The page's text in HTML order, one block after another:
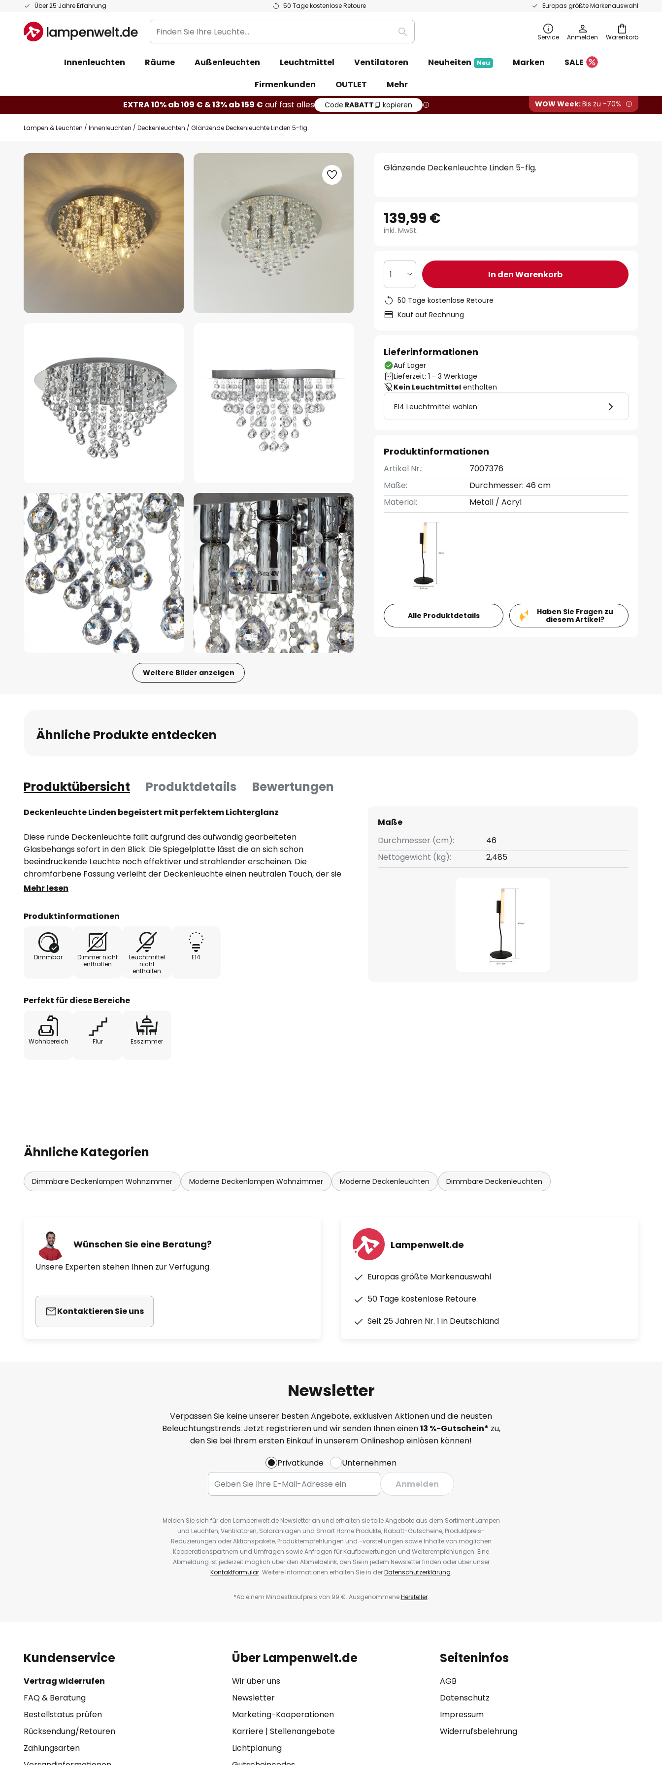
Über 25 Jahre Erfahrung 50 Tage kostenlose Retoure Europas größte Markenauswahl
Zum
springen
Warenkorb
Finden
Sie
Leuchte...
Suche Service Anmelden
Innenleuchten Räume Außenleuchten Leuchtmittel Ventilatoren Neuheiten Neu Marken
SALE
Firmenkunden
OUTLET
Mehr
EXTRA 10% ab 109 € & 13% ab 159 € auf fast alles Code:RABATT kopieren WOW Week:Bis zu -70%
Lampen & Leuchten Innenleuchten Deckenleuchten Glänzende Deckenleuchte Linden 5-flg.
Zum
Bildgalerie
springen
Weitere Bilder anzeigen
Bildgalerie
springen
Glänzende Deckenleuchte Linden 5-flg.
139,99 €
inkl. MwSt.
1 In den Warenkorb
50 Tage kostenlose Retoure
Kauf auf Rechnung
Lieferinformationen
Auf Lager
Lieferzeit: 1 - 3 Werktage
Kein Leuchtmittel enthalten
E14 Leuchtmittel wählen
Produktinformationen
Artikel Nr.:
7007376
Maße:
Durchmesser: 46 cm
Material:
Metall / Acryl
Alle Produktdetails
Haben Sie Fragen zu
diesem Artikel?
Ähnliche Produkte entdecken
Produktübersicht Produktdetails Bewertungen
Deckenleuchte Linden begeistert mit perfektem Lichterglanz
Diese runde Deckenleuchte fällt aufgrund des aufwändig gearbeiteten
Glasbehangs sofort in den Blick. Die Spiegelplatte lässt die an sich schon
beeindruckende Leuchte noch effektiver und strahlender erscheinen. Die
chromfarbene Fassung verleiht der Deckenleuchte einen neutralen Touch, der sie
zu jedem Einrichtungsstil passen lässt.
Mehr lesen
Produktinformationen
Dimmbar
Dimmer nicht
enthalten
Leuchtmittel
nicht
enthalten
E14
Perfekt für diese Bereiche
Wohnbereich Flur Esszimmer
Maße
Durchmesser (cm):
46
Nettogewicht (kg):
2,485
Ähnliche Kategorien
Dimmbare Deckenlampen Wohnzimmer Moderne Deckenlampen Wohnzimmer Moderne Deckenleuchten Dimmbare Deckenleuchten
Wünschen Sie eine Beratung?
Unsere Experten stehen Ihnen zur Verfügung.
Kontaktieren Sie uns
Lampenwelt.de
Europas größte Markenauswahl
50 Tage kostenlose Retoure
Seit 25 Jahren Nr. 1 in Deutschland
Newsletter
Verpassen Sie keine unserer besten Angebote, exklusiven Aktionen und die neusten
Beleuchtungstrends. Jetzt registrieren und wir senden Ihnen einen13 %-Gutschein* zu,
den Sie bei Ihrem ersten Einkauf in unserem Onlineshop einlösen können!
Privatkunde
Unternehmen
Anmelden
Melden Sie sich für den Lampenwelt.de Newsletter an und erhalten sie tolle Angebote aus dem Sortiment Lampen
und Leuchten, Ventilatoren, Solaranlagen und Smart Home Produkte, Rabatt-Gutscheine, Produktpreis-
Reduzierungen oder Aktionspakete, Produktempfehlungen und -vorstellungen sowie Inhalte von möglichen
Kooperationspartnern und Umfragen sowie Anfragen für Kaufbewertungen und Weiterempfehlungen. Eine
Abmeldung ist jederzeit möglich über den Abmeldelink, den Sie in jedem Newsletter finden oder über unser
Kontaktformular. Weitere Informationen erhalten Sie in derDatenschutzerklärung.
*Ab einem Mindestkaufpreis von 99 €. AusgenommeneHersteller.
Kundenservice
Vertrag widerrufen
FAQ & Beratung
Bestellstatus prüfen
Rücksendung/Retouren
Zahlungsarten
Über Lampenwelt.de
Wir über uns
Newsletter
Marketing-Kooperationen
Karriere| Stellenangebote
Lichtplanung
Seiteninfos
AGB
Datenschutz
Impressum
Widerrufsbelehrung